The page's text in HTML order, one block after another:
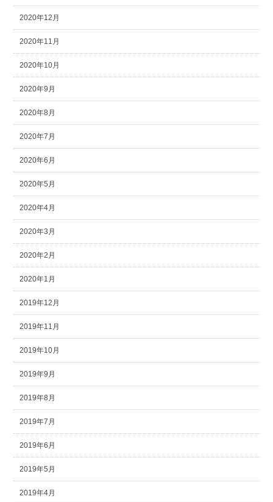
2020年12月
2020年11月
2020年10月
2020年9月
2020年8月
2020年7月
2020年6月
2020年5月
2020年4月
2020年3月
2020年2月
2020年1月
2019年12月
2019年11月
2019年10月
2019年9月
2019年8月
2019年7月
2019年6月
2019年5月
2019年4月